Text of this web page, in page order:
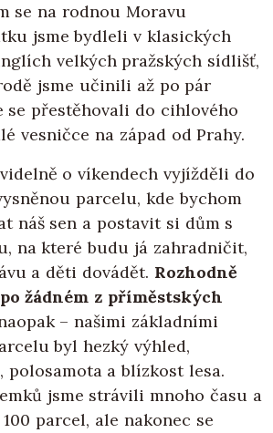
se na rodnou Moravu
jsme bydleli v klasických
velkých pražských sídlišť,
jsme učinili až po pár
se přestěhovali do cihlového
vesničce na západ od Prahy.
o víkendech vyjížděli do
parcelu, kde bychom
náš sen a postavit si dům s
na které budu já zahradničit,
a děti dovádět. Rozhodně
žádném z příměstských
– našimi základními
byl hezký výhled,
polosamota a blízkost lesa.
jsme strávili mnoho času a
parcel, ale nakonec se